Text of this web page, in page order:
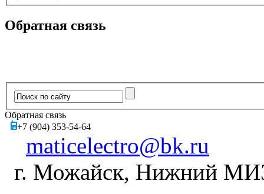
Обратная связь
Обратная связь
+7 (904) 353-54-64
maticelectro@bk.ru
г. Можайск, Нижний